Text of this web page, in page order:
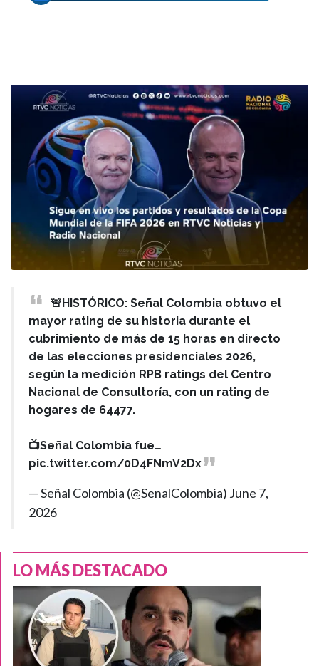
🚨HISTÓRICO: Señal Colombia obtuvo el
mayor rating de su historia durante el
cubrimiento de más de 15 horas en directo
de las elecciones presidenciales 2026,
según la medición RPB ratings del Centro
Nacional de Consultoría, con un rating de
hogares de 64477.
📺Señal Colombia fue…
pic.twitter.com/0D4FNmV2Dx
— Señal Colombia (@SenalColombia) June 7,
2026
LO MÁS DESTACADO